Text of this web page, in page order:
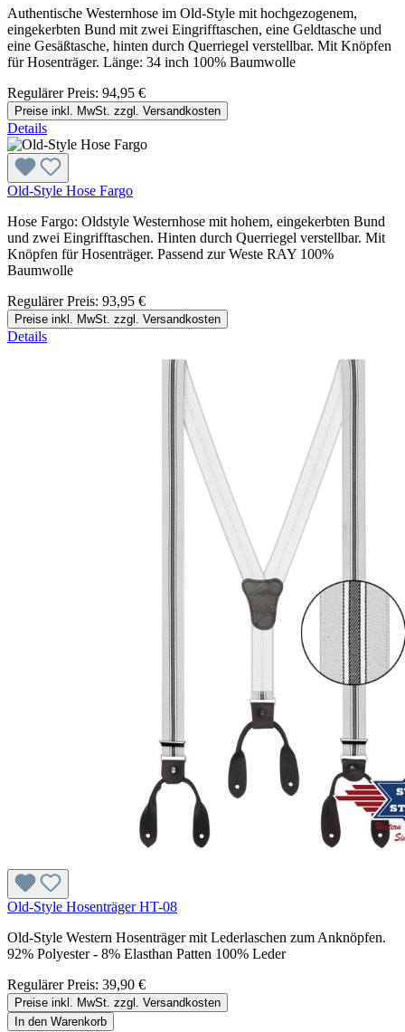
Authentische Westernhose im Old-Style mit hochgezogenem,
eingekerbten Bund mit zwei Eingrifftaschen, eine Geldtasche und
eine Gesäßtasche, hinten durch Querriegel verstellbar. Mit Knöpfen
für Hosenträger. Länge: 34 inch 100% Baumwolle
Regulärer Preis: 94,95 €
Preise inkl. MwSt. zzgl. Versandkosten
Details
Old-Style Hose Fargo
Hose Fargo: Oldstyle Westernhose mit hohem, eingekerbten Bund
und zwei Eingrifftaschen. Hinten durch Querriegel verstellbar. Mit
Knöpfen für Hosenträger. Passend zur Weste RAY 100%
Baumwolle
Regulärer Preis: 93,95 €
Preise inkl. MwSt. zzgl. Versandkosten
Details
Old-Style Hosenträger HT-08
Old-Style Western Hosenträger mit Lederlaschen zum Anknöpfen.
92% Polyester - 8% Elasthan Patten 100% Leder
Regulärer Preis: 39,90 €
Preise inkl. MwSt. zzgl. Versandkosten
In den Warenkorb